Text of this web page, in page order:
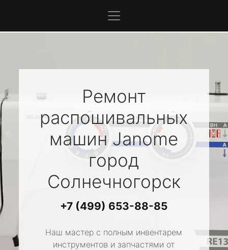
Ремонт
распошивальных
машинJanome
город
Солнечногорск
+7 (499) 653-88-85
Наш мастер с полным инвентарем
инструментов и запчастями от